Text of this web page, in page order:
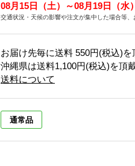
08月15日（土）～08月19日（水）
交通状況・天候の影響や注文が集中した場合等、
お届け先毎に送料 550円(税込)を
沖縄県は送料1,100円(税込)を頂
送料について
通常品